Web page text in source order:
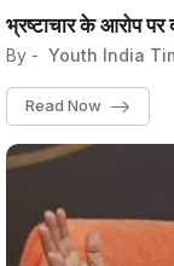
भ्रष्टाचार के आरोप
By - Youth India
Read Now